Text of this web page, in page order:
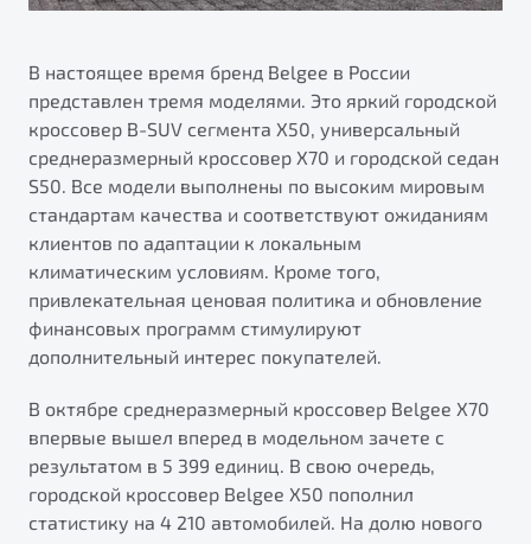
В настоящее время бренд Belgee в России
представлен тремя моделями. Это яркий городской
кроссовер B-SUV сегмента X50, универсальный
среднеразмерный кроссовер X70 и городской седан
S50. Все модели выполнены по высоким мировым
стандартам качества и соответствуют ожиданиям
клиентов по адаптации к локальным
климатическим условиям. Кроме того,
привлекательная ценовая политика и обновление
финансовых программ стимулируют
дополнительный интерес покупателей.
В октябре среднеразмерный кроссовер Belgee Х70
впервые вышел вперед в модельном зачете с
результатом в 5 399 единиц. В свою очередь,
городской кроссовер Belgee X50 пополнил
статистику на 4 210 автомобилей. На долю нового